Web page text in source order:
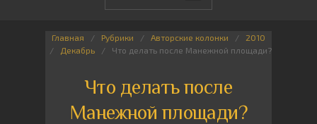
Главная Рубрики Авторские колонки
2010
Декабрь
Что делать после Манежной площади?
Что делать после
Манежной площади?